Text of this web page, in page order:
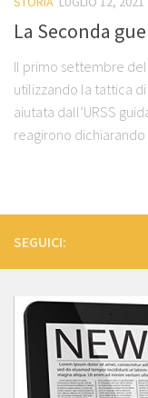
La Seconda
Il primo settembre
utilizzando la tattica
aiutata dall’URSS
reagirono dichiarando
SEGUICI: